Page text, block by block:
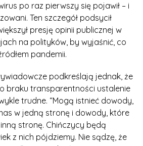
po raz pierwszy się pojawił – i
Ten szczegół podsycił
presję opinii publicznej w
na polityków, by wyjaśnić, co
pandemii.
podkreślają jednak, że
braku transparentności ustalenie
trudne. “Mogą istnieć dowody,
w jedną stronę i dowody, które
stronę. Chińczycy będą
z nich pójdziemy. Nie sądzę, że